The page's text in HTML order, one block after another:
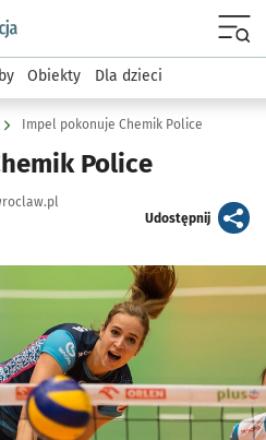
podserwis: Sport i rekreacja
Obiekty Dla dzieci
Impel pokonuje Chemik Police
Police
Udostępnijartykuł